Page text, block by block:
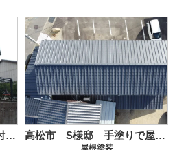
高松市 N様邸 砂壁状吹付仕上げ塗装 高松市 S様邸 手塗りで屋根塗装